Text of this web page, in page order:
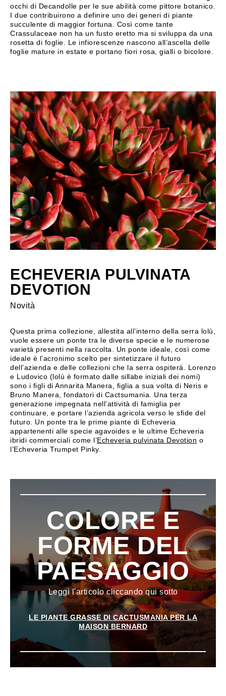
occhi di Decandolle per le sue abilità come pittore botanico.
I due contribuirono a definire uno dei generi di piante
succulente di maggior fortuna. Così come tante
Crassulaceae non ha un fusto eretto ma si sviluppa da una
rosetta di foglie. Le infiorescenze nascono all’ascella delle
foglie mature in estate e portano fiori rosa, gialli o bicolore.
ECHEVERIA PULVINATA
DEVOTION
Novità
Questa prima collezione, allestita all’interno della serra lolù,
vuole essere un ponte tra le diverse specie e le numerose
varietà presenti nella raccolta. Un ponte ideale, così come
ideale è l’acronimo scelto per sintetizzare il futuro
dell’azienda e delle collezioni che la serra ospiterà. Lorenzo
e Ludovico (lolù è formato dalle sillabe iniziali dei nomi)
sono i figli di Annarita Manera, figlia a sua volta di Neris e
Bruno Manera, fondatori di Cactsumania. Una terza
generazione impegnata nell’attività di famiglia per
continuare, e portare l’azienda agricola verso le sfide del
futuro. Un ponte tra le prime piante di Echeveria
appartenenti alle specie agavoides e le ultime Echeveria
ibridi commerciali come l’Echeveria pulvinata Devotion o
l’Echeveria Trumpet Pinky.
COLORE E
FORME DEL
PAESAGGIO
Leggi l'articolo cliccando qui sotto
LE PIANTE GRASSE DI CACTUSMANIA PER LA
MAISON BERNARD